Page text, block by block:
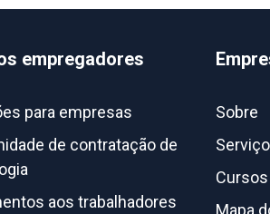
empregadores
para empresas
de contratação de
aos trabalhadores
Sobre
Cursos
Mapa